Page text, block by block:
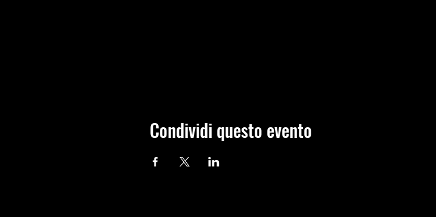
Condividi questo evento